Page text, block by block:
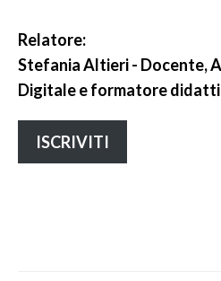
Relatore:
Stefania Altieri - Docente,
Digitale e formatore
ISCRIVITI